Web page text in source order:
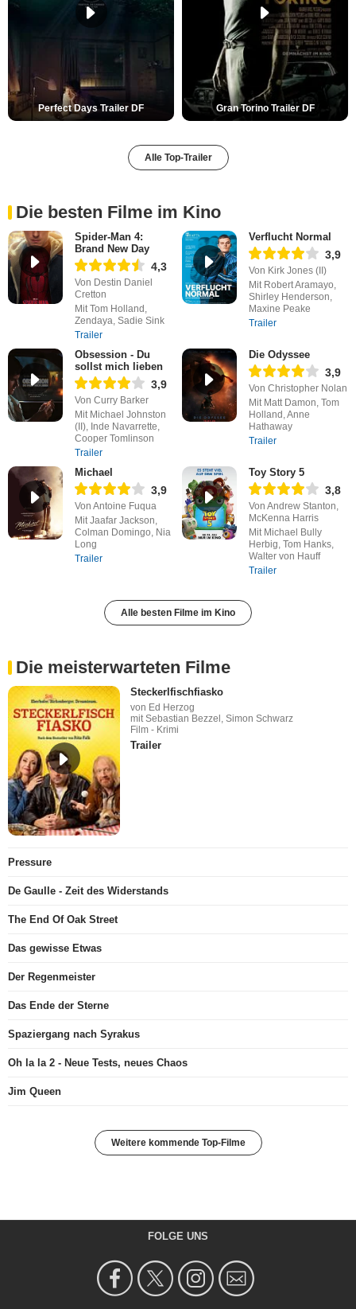
Perfect Days Trailer DF Gran Torino Trailer DF
Alle Top-Trailer
Die besten Filme im Kino
Spider-Man 4:
Brand New Day
4,3
Von Destin Daniel
Cretton
Mit Tom Holland,
Zendaya, Sadie Sink
Trailer
Verflucht Normal
3,9
Von Kirk Jones (II)
Mit Robert Aramayo,
Shirley Henderson,
Maxine Peake
Trailer
Obsession - Du
sollst mich lieben
3,9
Von Curry Barker
Mit Michael Johnston
(II), Inde Navarrette,
Cooper Tomlinson
Trailer
Die Odyssee
3,9
Von Christopher Nolan
Mit Matt Damon, Tom
Holland, Anne
Hathaway
Trailer
Michael
3,9
Von Antoine Fuqua
Mit Jaafar Jackson,
Colman Domingo, Nia
Long
Trailer
Toy Story 5
3,8
Von Andrew Stanton,
McKenna Harris
Mit Michael Bully
Herbig, Tom Hanks,
Walter von Hauff
Trailer
Alle besten Filme im Kino
Die meisterwarteten Filme
Steckerlfischfiasko
von Ed Herzog
mit Sebastian Bezzel, Simon Schwarz
Film - Krimi
Trailer
Pressure
De Gaulle - Zeit des Widerstands
The End Of Oak Street
Das gewisse Etwas
Der Regenmeister
Das Ende der Sterne
Spaziergang nach Syrakus
Oh la la 2 - Neue Tests, neues Chaos
Jim Queen
Weitere kommende Top-Filme
FOLGE UNS